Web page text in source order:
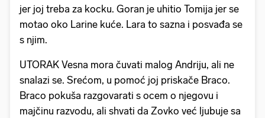
jer joj treba za kocku. Goran je uhitio Tomija jer se
motao oko Larine kuće. Lara to sazna i posvađa se
s njim.
UTORAK Vesna mora čuvati malog Andriju, ali ne
snalazi se. Srećom, u pomoć joj priskače Braco.
Braco pokuša razgovarati s ocem o njegovu i
majčinu razvodu, ali shvati da Zovko već ljubuje sa